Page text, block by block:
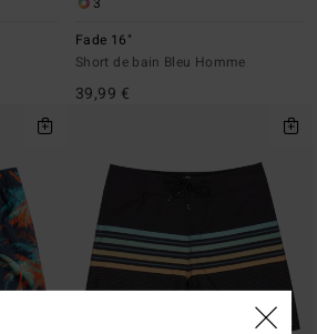
Fade 16"
Short de bain Bleu Homme
39,99 €